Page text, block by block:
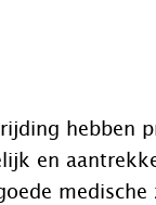
hebben
en